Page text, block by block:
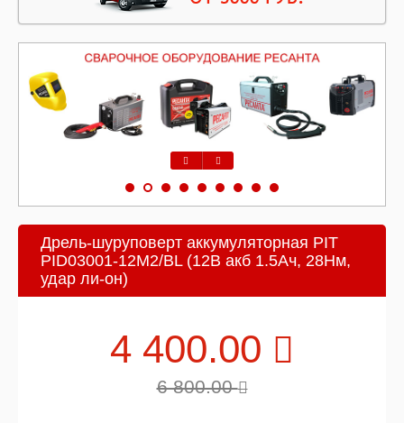
Дрель-шуруповерт аккумуляторная PIT
PID03001-12M2/BL (12В акб 1.5Ач, 28Нм,
удар ли-он)
4 400.00
6 800.00